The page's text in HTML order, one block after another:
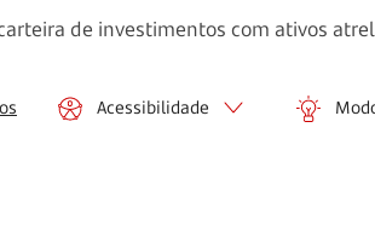
de investimentos com ativos
Acessibilidade